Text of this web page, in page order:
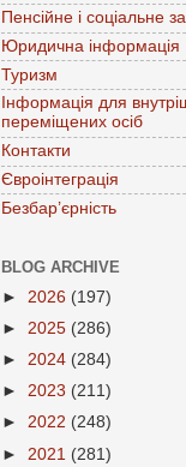
Пенсійне і соціальне
Юридична інформація
Туризм
Інформація для
переміщених осіб
Контакти
Євроінтеграція
Безбар’єрність
BLOG ARCHIVE
► 2026 (197)
► 2025 (286)
► 2024 (284)
► 2023 (211)
► 2022 (248)
► 2021 (281)